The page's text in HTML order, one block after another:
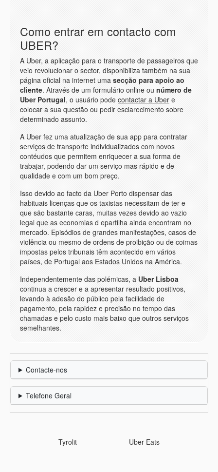
Como entrar em contacto com
UBER?
A Uber, a aplicação para o transporte de passageiros que
veio revolucionar o sector, disponibiliza também na sua
página oficial na internet uma secção para apoio ao
cliente. Através de um formulário online ou número de
Uber Portugal, o usuário pode contactar a Uber e
colocar a sua questão ou pedir esclarecimento sobre
determinado assunto.
A Uber fez uma atualizaçäo de sua app para contratar
serviços de transporte individualizados com novos
contéudos que permitem enriquecer a sua forma de
trabajar, podendo dar um serviço mas rápido e de
qualidade e com um bom preço.
Isso devido ao facto da Uber Porto dispensar das
habituais licenças que os taxistas necessitam de ter e
que são bastante caras, muitas vezes devido ao vazio
legal que as economias d epartilha ainda encontram no
mercado. Episódios de grandes manifestações, casos de
violência ou mesmo de ordens de proibição ou de coimas
impostas pelos tribunais têm acontecido em vários
países, de Portugal aos Estados Unidos na América.
Independentemente das polémicas, a Uber Lisboa
continua a crescer e a apresentar resultado positivos,
levando à adesão do público pela facilidade de
pagamento, pela rapidez e precisão no tempo das
chamadas e pelo custo mais baixo que outros serviços
semelhantes.
Contacte-nos
Telefone Geral
Tyrolit Uber Eats